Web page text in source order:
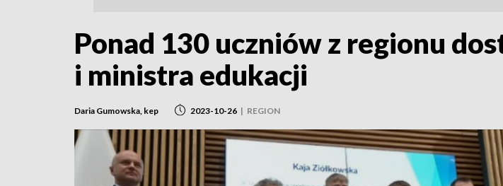
Ponad 130 uczniów z regionu
i ministra edukacji
Daria Gumowska, kep 2023-10-26 | REGION